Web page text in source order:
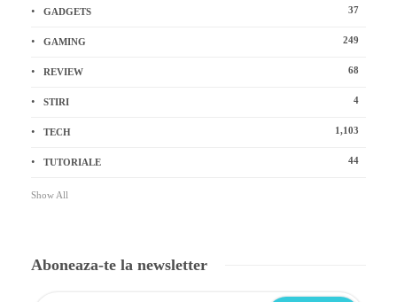
GADGETS 37
GAMING 249
REVIEW 68
STIRI 4
TECH 1,103
TUTORIALE 44
Show All
Aboneaza-te la newsletter